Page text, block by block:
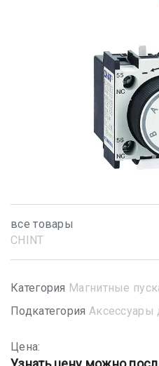
все товары
CHINT
Категория Магнитные
Подкатегория Аксессуары
Цена: